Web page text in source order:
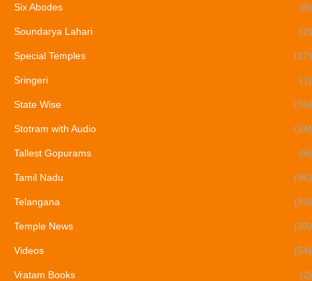
Six Abodes (8)
Soundarya Lahari (2)
Special Temples (17)
Sringeri (1)
State Wise (36)
Stotram with Audio (24)
Tallest Gopurams (6)
Tamil Nadu (96)
Telangana (49)
Temple News (33)
Videos (54)
Vratam Books (2)